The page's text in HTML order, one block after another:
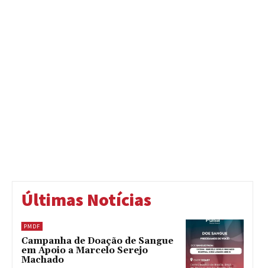
Últimas Notícias
PMDF
Campanha de Doação de Sangue
em Apoio a Marcelo Serejo
Machado